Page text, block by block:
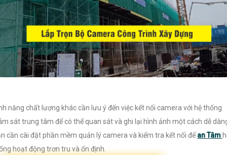
năng chất lượng khác cần lưu ý đến việc kết nối camera với hệ thống
sát trung tâm để có thể quan sát và ghi lại hình ảnh một cách dễ
cần cài đặt phần mềm quản lý camera và kiểm tra kết nối đểan Tâm
hoạt động trơn tru và ổn định.